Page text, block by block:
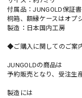
付属品：JUNGOLD保証
桐箱、額縁ケースはオプ
製造：日本国内工房
◆ご購入に関してのご案
JUNGOLDの商品は
予約販売となり、受注生
製造には